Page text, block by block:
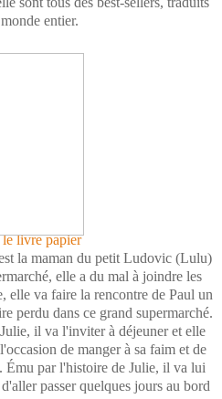
entier.
livre papier
la maman du petit Ludovic (Lulu)
elle a du mal à joindre les
elle va faire la rencontre de Paul un
perdu dans ce grand supermarché.
il va l'inviter à déjeuner et elle
de manger à sa faim et de
Ému par l'histoire de Julie, il va lui
passer quelques jours au bord